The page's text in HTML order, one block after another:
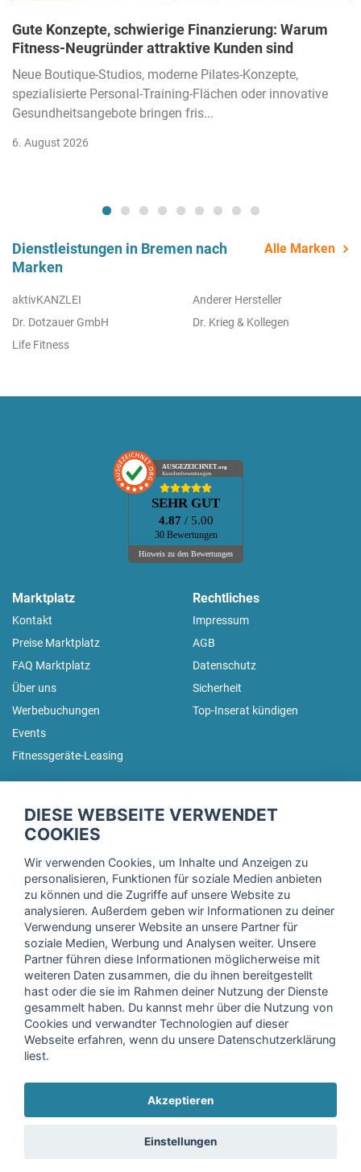
Gute Konzepte, schwierige Finanzierung: Warum
Fitness-Neugründer attraktive Kunden sind
Neue Boutique-Studios, moderne Pilates-Konzepte,
spezialisierte Personal-Training-Flächen oder innovative
Gesundheitsangebote bringen fris...
6. August 2026
Dienstleistungen in Bremen nach
Marken
Alle Marken
aktivKANZLEI
Anderer Hersteller
Dr. Dotzauer GmbH
Dr. Krieg & Kollegen
Life Fitness
AUSGEZEICHNET.org
Kundenbewertungen
SEHR GUT
4.87 / 5.00
30 Bewertungen
Hinweis zu den Bewertungen
Marktplatz
Kontakt
Preise Marktplatz
FAQ Marktplatz
Über uns
Werbebuchungen
Events
Fitnessgeräte-Leasing
Rechtliches
Impressum
AGB
Datenschutz
Sicherheit
Top-Inserat kündigen
Trage dich hier für unseren Newsletter ein und erhalte regelmäßig
Ich stimme der Verarbeitung meiner Daten, wie in der
Einwilligungserklärungder fitnessmarkt.de services GmbH
beschrieben, zu und bestätige, dass ich das 16. Lebensjahr
vollendet habe. Ich kann diese Einwilligung jederzeit mit
Wirkung für die Zukunft widerrufen. Weitere Informationen
finden Sie in unsererDatenschutzerklärung.
Copyright © 2026 fitnessmarkt.de services GmbH
DIESE WEBSEITE VERWENDET
COOKIES
Wir verwenden Cookies, um Inhalte und Anzeigen zu
personalisieren, Funktionen für soziale Medien anbieten
zu können und die Zugriffe auf unsere Website zu
analysieren. Außerdem geben wir Informationen zu deiner
Verwendung unserer Website an unsere Partner für
soziale Medien, Werbung und Analysen weiter. Unsere
Partner führen diese Informationen möglicherweise mit
weiteren Daten zusammen, die du ihnen bereitgestellt
hast oder die sie im Rahmen deiner Nutzung der Dienste
gesammelt haben. Du kannst mehr über die Nutzung von
Cookies und verwandter Technologien auf dieser
Webseite erfahren, wenn du unsere Datenschutzerklärung
liest.
Akzeptieren
Einstellungen